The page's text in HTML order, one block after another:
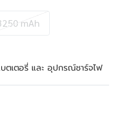
mAh
ตเตอรี่ และ อุปกรณ์ชาร์จไฟ